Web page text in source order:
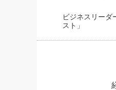
がよいのでしょうか！
武器として
野田久美子
ビジネスリーダ
スト」